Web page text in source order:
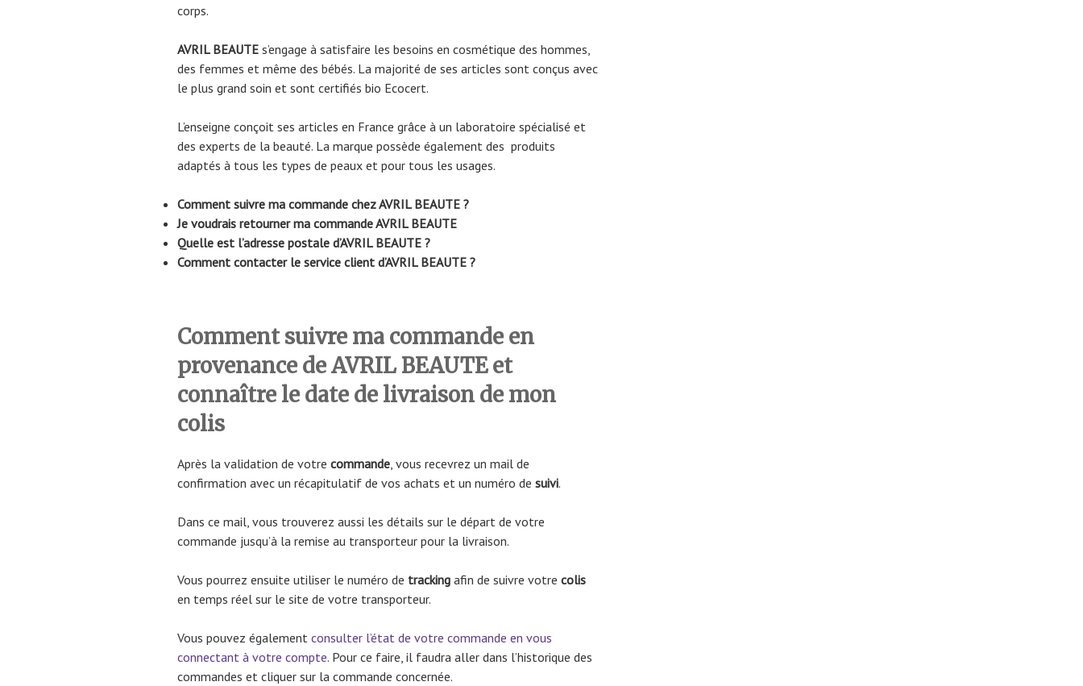
corps.
AVRIL BEAUTE s’engage à satisfaire les besoins en cosmétique des hommes,
des femmes et même des bébés. La majorité de ses articles sont conçus avec
le plus grand soin et sont certifiés bio Ecocert.
L’enseigne conçoit ses articles en France grâce à un laboratoire spécialisé et
des experts de la beauté. La marque possède également des produits
adaptés à tous les types de peaux et pour tous les usages.
Comment suivre ma commande chez AVRIL BEAUTE ?
Je voudrais retourner ma commande AVRIL BEAUTE
Quelle est l’adresse postale d’AVRIL BEAUTE ?
Comment contacter le service client d’AVRIL BEAUTE ?
Comment suivre ma commande en
provenance de AVRIL BEAUTE et
connaître le date de livraison de mon
colis
Après la validation de votre commande, vous recevrez un mail de
confirmation avec un récapitulatif de vos achats et un numéro de suivi.
Dans ce mail, vous trouverez aussi les détails sur le départ de votre
commande jusqu’à la remise au transporteur pour la livraison.
Vous pourrez ensuite utiliser le numéro de tracking afin de suivre votre colis
en temps réel sur le site de votre transporteur.
Vous pouvez également consulter l’état de votre commande en vous
connectant à votre compte. Pour ce faire, il faudra aller dans l’historique des
commandes et cliquer sur la commande concernée.